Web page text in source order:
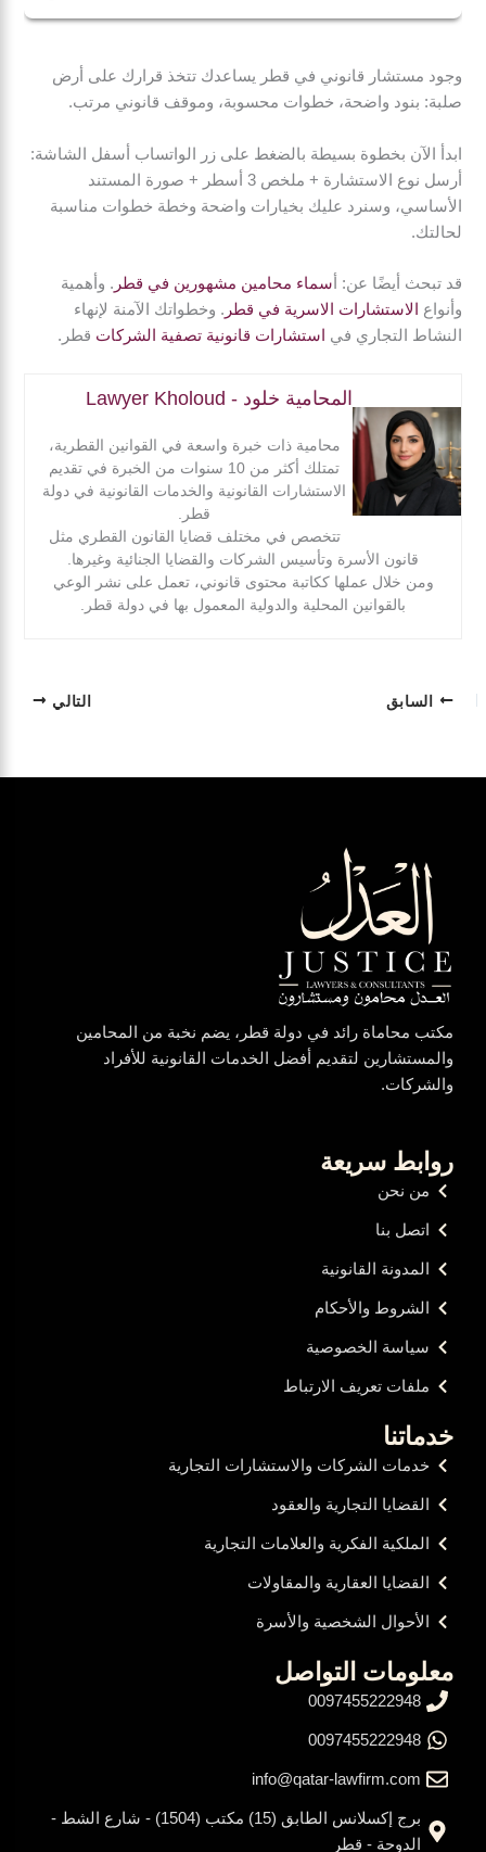
العمل قبل البدء حتى تكون الصورة واضحة.
وجود مستشار قانوني في قطر يساعدك تتخذ قرارك على أرض
صلبة: بنود واضحة، خطوات محسوبة، وموقف قانوني مرتب.
ابدأ الآن بخطوة بسيطة بالضغط على زر الواتساب أسفل الشاشة:
أرسل نوع الاستشارة + ملخص 3 أسطر + صورة المستند
الأساسي، وسنرد عليك بخيارات واضحة وخطة خطوات مناسبة
لحالتك.
قد تبحث أيضًا عن: أ سماء محامين مشهورين في قطر . وأهمية
وأنواع
الاستشارات الاسرية في قطر . وخطواتك الآمنة لإنهاء
النشاط التجاري في
استشارات قانونية تصفية الشركات قطر.
المحامية خلود - Lawyer Kholoud
محامية ذات خبرة واسعة في القوانين القطرية،
تمتلك أكثر من 10 سنوات من الخبرة في تقديم
الاستشارات القانونية والخدمات القانونية في دولة
قطر.
تتخصص في مختلف قضايا القانون القطري مثل
قانون الأسرة وتأسيس الشركات والقضايا الجنائية وغيرها.
ومن خلال عملها ككاتبة محتوى قانوني، تعمل على نشر الوعي
بالقوانين المحلية والدولية المعمول بها في دولة قطر.
السابق التالي
مكتب محاماة رائد في دولة قطر، يضم نخبة من المحامين
والمستشارين لتقديم أفضل الخدمات القانونية للأفراد
والشركات.
روابط سريعة
من نحن
اتصل بنا
المدونة القانونية
الشروط والأحكام
سياسة الخصوصية
ملفات تعريف الارتباط
خدماتنا
خدمات الشركات والاستشارات التجارية
القضايا التجارية والعقود
الملكية الفكرية والعلامات التجارية
القضايا العقارية والمقاولات
الأحوال الشخصية والأسرة
معلومات التواصل
0097455222948
0097455222948
info@qatar-lawfirm.com
برج إكسلانس الطابق (15) مكتب (1504) - شارع الشط -
الدوحة - قطر